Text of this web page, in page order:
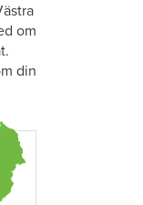
om
din